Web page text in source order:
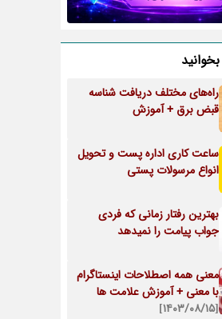
راه‌های مختلف دریافت شناسه
قبض برق + آموزش
ساعت کاری اداره پست و تحویل
انواع مرسولات پستی
بهترین رفتار زمانی که فردی
جواب پیامت را نمیدهد
معنی همه اصطلاحات اینستاگرام
با معنی + آموزش علامت ها
[۱۴۰۳/۰۸/۱۵]